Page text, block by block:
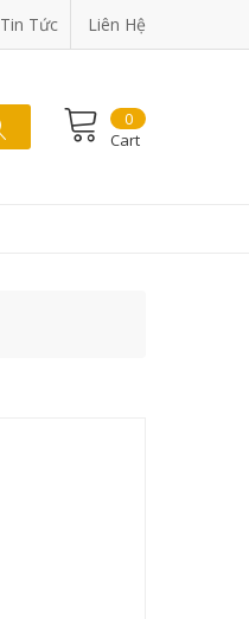
Tin Tức Liên Hệ
0
Cart